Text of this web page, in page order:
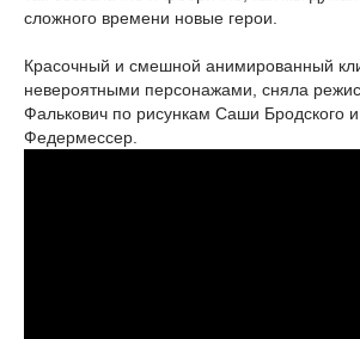
сложного времени новые герои.
Красочный и смешной анимированный
невероятными персонажами, сняла
Фалькович по рисункам Саши Бродского
Федермессер.